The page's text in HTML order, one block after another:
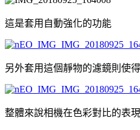
這是套用自動強化的功能
另外套用這個靜物的濾鏡則使
整體來說相機在色彩對比的表